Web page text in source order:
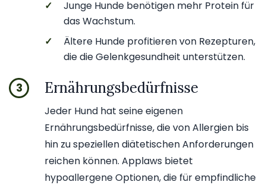
✓
Junge Hunde benötigen mehr Protein für
das Wachstum.
✓
Ältere Hunde profitieren von Rezepturen,
die die Gelenkgesundheit unterstützen.
3 Ernährungsbedürfnisse
Jeder Hund hat seine eigenen
Ernährungsbedürfnisse, die von Allergien bis
hin zu speziellen diätetischen Anforderungen
reichen können. Applaws bietet
hypoallergene Optionen, die für empfindliche